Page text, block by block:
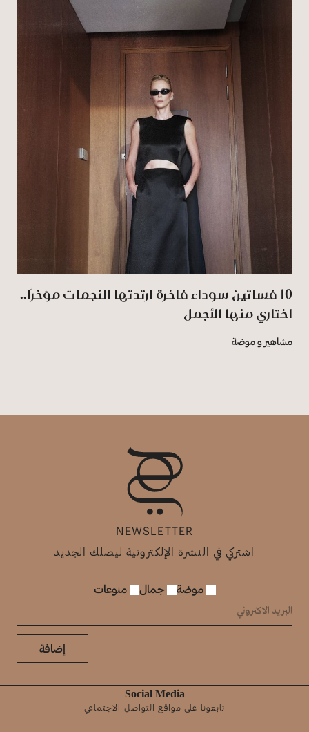
10 فساتين سوداء فاخرة ارتدتها النجمات مؤخرًا..
اختاري منها الأجمل
مشاهير و موضة
NEWSLETTER
اشتركي في النشرة الإلكترونية ليصلك الجديد
موضة جمال منوعات
إضافة
Social Media
تابعونا على مواقع التواصل الاجتماعي